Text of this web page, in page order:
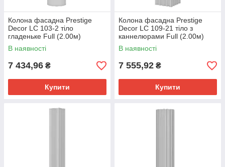
Колона фасадна Prestige
Decor LC 103-2 тіло
гладеньке Full (2.00м)
В наявності
7 434,96 ₴
Купити
Колона фасадна Prestige
Decor LC 109-21 тіло з
каннелюрами Full (2.00м)
В наявності
7 555,92 ₴
Купити